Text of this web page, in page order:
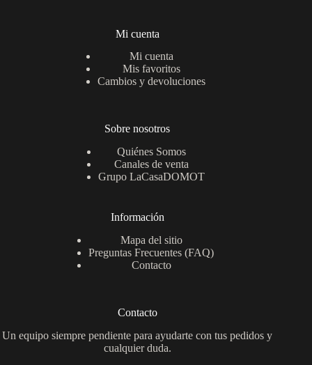
Mi cuenta
Mi cuenta
Mis favoritos
Cambios y devoluciones
Sobre nosotros
Quiénes Somos
Canales de venta
Grupo LaCasaDOMOT
Información
Mapa del sitio
Preguntas Frecuentes (FAQ)
Contacto
Contacto
Un equipo siempre pendiente para ayudarte con tus pedidos y
cualquier duda.